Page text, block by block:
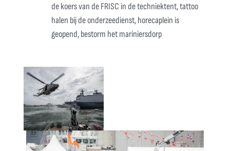
de koers van de FRISC in de techniektent, tattoo
halen bij de onderzeedienst, horecaplein is
geopend, bestorm het mariniersdorp